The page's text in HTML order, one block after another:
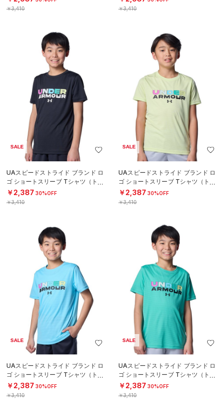
￥3,410
￥3,410
SALE
UAスピードストライド ブランド ロ
ゴ ショートスリーブ Tシャツ（トレ
ーニング/BOYS）
￥2,387 30%OFF
￥3,410
SALE
UAスピードストライド ブランド ロ
ゴ ショートスリーブ Tシャツ（トレ
ーニング/BOYS）
￥2,387 30%OFF
￥3,410
SALE
UAスピードストライド ブランド ロ
ゴ ショートスリーブ Tシャツ（トレ
ーニング/BOYS）
￥2,387 30%OFF
￥3,410
SALE
UAスピードストライド ブランド ロ
ゴ ショートスリーブ Tシャツ（トレ
ーニング/BOYS）
￥2,387 30%OFF
￥3,410